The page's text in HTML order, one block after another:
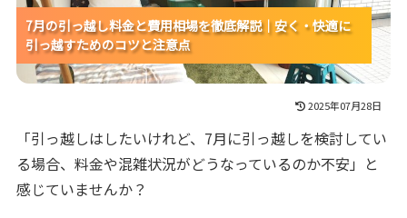
7月の引っ越し料金と費用相場を徹底解説｜安く・快適に
引っ越すためのコツと注意点
7月の引っ越し料金と費用相場を徹底解説｜安く・快適に
引っ越すためのコツと注意点
7月の引っ越し料金と費用相場を徹底解説｜安く・快適に
引っ越すためのコツと注意点
2025年07月28日
「引っ越しはしたいけれど、7月に引っ越しを検討してい
る場合、料金や混雑状況がどうなっているのか不安」と
感じていませんか？